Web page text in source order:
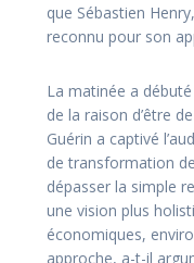
que Sébastien
reconnu pour son
La matinée a
de la raison d’être
Guérin a captivé
de transformation
dépasser la simple
une vision plus
économiques,
approche, a-t-il